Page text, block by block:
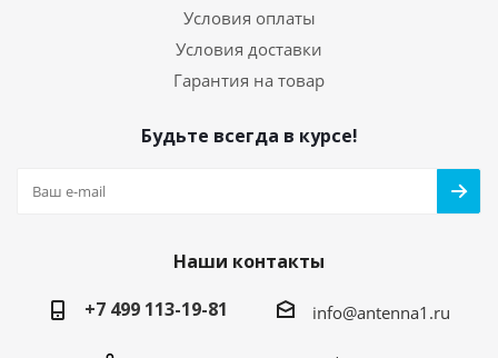
Условия оплаты
Условия доставки
Гарантия на товар
Будьте всегда в курсе!
Наши контакты
+7 499 113-19-81
info@antenna1.ru